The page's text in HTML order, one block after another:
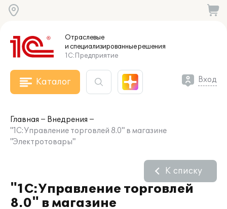
Отраслевые
и специализированныерешения
1С:Предприятие
Каталог Вход
Главная
Внедрения
"1С:Управление торговлей 8.0" в магазине
"Электротовары"
"1С:Управление торговлей
8.0" в магазине
К списку